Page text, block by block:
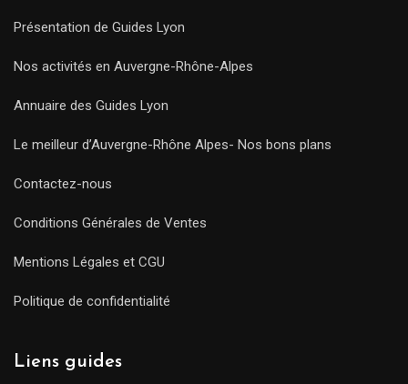
Présentation de Guides Lyon
Nos activités en Auvergne-Rhône-Alpes
Annuaire des Guides Lyon
Le meilleur d’Auvergne-Rhône Alpes- Nos bons plans
Contactez-nous
Conditions Générales de Ventes
Mentions Légales et CGU
Politique de confidentialité
Liens guides